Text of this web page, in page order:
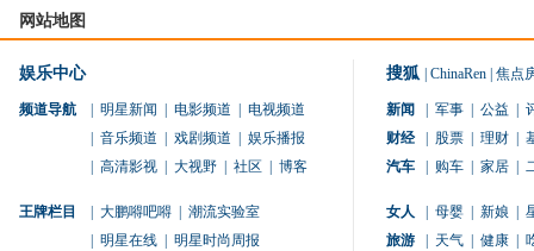
网站地图
娱乐中心
频道导航 明星新闻 电影频道
电视频道
音乐频道 戏剧频道
娱乐播报
高清影视 大视野 社区 博客
王牌栏目 大鹏嘚吧嘚
潮流实验室
明星在线
明星时尚周报
搜狐 ChinaRen 焦点
新闻 军事 公益
财经
股票 理财
汽车
购车 家居
女人 母婴 新娘
旅游
天气 健康